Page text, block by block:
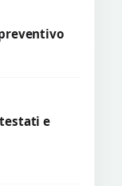
e